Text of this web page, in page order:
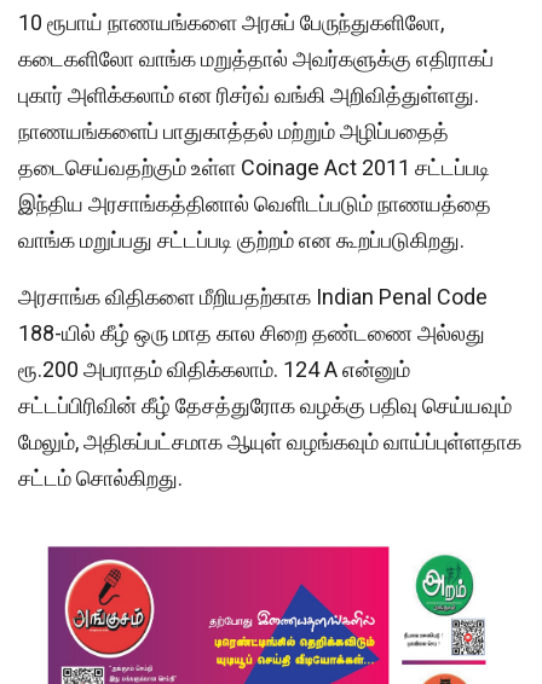
10 ரூபாய் நாணயங்களை அரசுப் பேருந்துகளிலோ,
கடைகளிலோ வாங்க மறுத்தால் அவர்களுக்கு எதிராகப்
புகார் அளிக்கலாம் என ரிசர்வ் வங்கி அறிவித்துள்ளது.
நாணயங்களைப் பாதுகாத்தல் மற்றும் அழிப்பதைத்
தடைசெய்வதற்கும் உள்ள Coinage Act 2011 சட்டப்படி
இந்திய அரசாங்கத்தினால் வெளிடப்படும் நாணயத்தை
வாங்க மறுப்பது சட்டப்படி குற்றம் என கூறப்படுகிறது.
அரசாங்க விதிகளை மீறியதற்காக Indian Penal Code
188-யில் கீழ் ஒரு மாத கால சிறை தண்டணை அல்லது
ரூ.200 அபராதம் விதிக்கலாம். 124 A என்னும்
சட்டப்பிரிவின் கீழ் தேசத்துரோக வழக்கு பதிவு செய்யவும்
மேலும், அதிகப்பட்சமாக ஆயுள் வழங்கவும் வாய்ப்புள்ளதாக
சட்டம் சொல்கிறது.